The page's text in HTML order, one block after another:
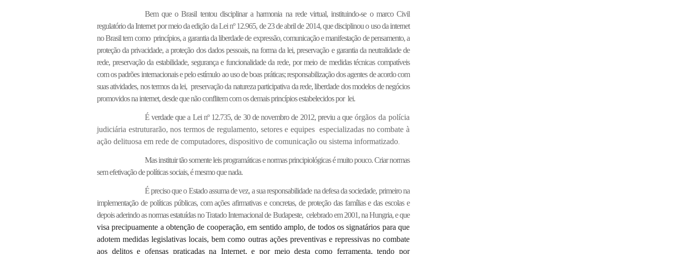
Bem que o Brasil tentou disciplinar a harmonia na rede virtual, instituindo-se o marco Civil
regulatório da Internet por meio da edição da Lei nº 12.965, de 23 de abril de 2014, que disciplinou o uso da internet
no Brasil tem como princípios, a garantia da liberdade de expressão, comunicação e manifestação de pensamento, a
proteção da privacidade, a proteção dos dados pessoais, na forma da lei, preservação e garantia da neutralidade de
rede, preservação da estabilidade, segurança e funcionalidade da rede, por meio de medidas técnicas compatíveis
com os padrões internacionais e pelo estímulo ao uso de boas práticas; responsabilização dos agentes de acordo com
suas atividades, nos termos da lei, preservação da natureza participativa da rede, liberdade dos modelos de negócios
promovidos na internet, desde que não conflitem com os demais princípios estabelecidos por lei.
É verdade que a Lei nº 12.735, de 30 de novembro de 2012, previu a que órgãos da polícia
judiciária estruturarão, nos termos de regulamento, setores e equipes especializadas no combate à
ação delituosa em rede de computadores, dispositivo de comunicação ou sistema informatizado
Mas instituir tão somente leis programáticas e normas principiológicas é muito pouco. Criar normas
sem efetivação de políticas sociais, é mesmo que nada.
É preciso que o Estado assuma de vez, a sua responsabilidade na defesa da sociedade, primeiro na
implementação de políticas públicas, com ações afirmativas e concretas, de proteção das famílias e das escolas e
depois aderindo as normas estatuídas no Tratado Internacional de Budapeste, celebrado em 2001, na Hungria, e que
visa precipuamente a obtenção de cooperação, em sentido amplo, de todos os signatários para que
adotem medidas legislativas locais, bem como outras ações preventivas e repressivas no combate
aos delitos e ofensas praticadas na Internet, e por meio desta como ferramenta, tendo por